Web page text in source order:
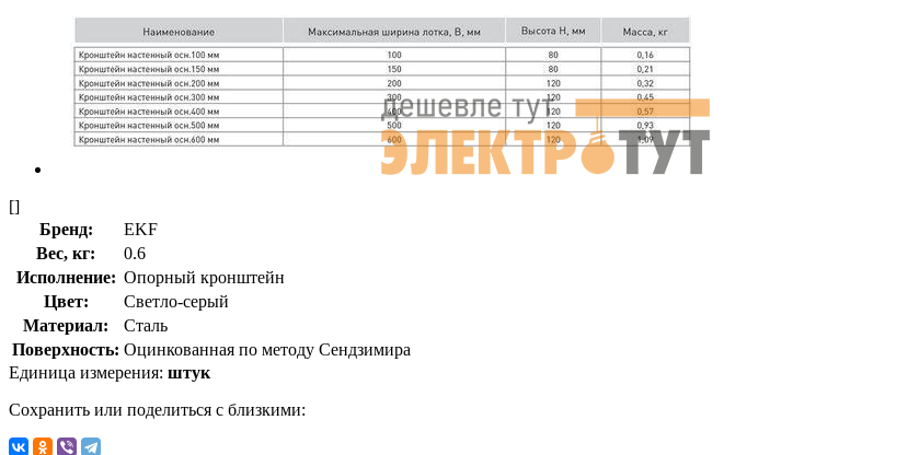
[]
Бренд:
EKF
Вес, кг:
0.6
Исполнение: Опорный кронштейн
Цвет:
Светло-серый
Материал:
Сталь
Поверхность: Оцинкованная по методу Сендзимира
Единица измерения: штук
Сохранить или поделиться с близкими: